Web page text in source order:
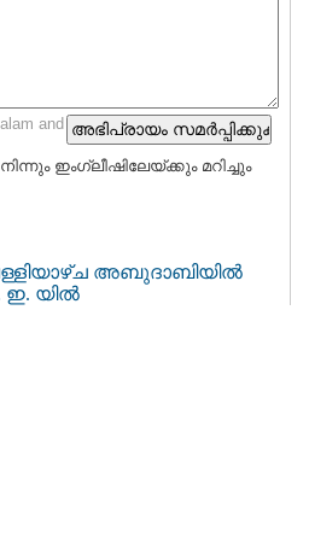
and
ഇംഗ്ലീഷിലേയ്ക്കും മറിച്ചും
അബുദാബിയിൽ
ഇ. യിൽ